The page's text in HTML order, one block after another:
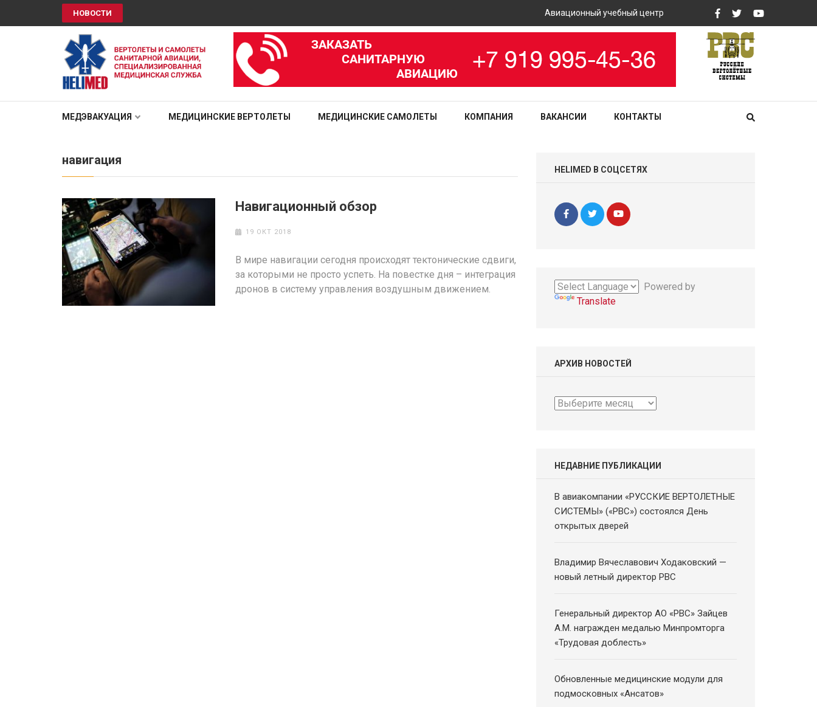
НОВОСТИ Авиационный учебный центр «РВС» закупит вертолетные тренажеры
HELIMED
МЕДЭВАКУАЦИЯ МЕДИЦИНСКИЕ ВЕРТОЛЕТЫ МЕДИЦИНСКИЕ САМОЛЕТЫ КОМПАНИЯ ВАКАНСИИ КОНТАКТЫ
навигация
Навигационный обзор
19 ОКТ 2018
В мире навигации сегодня происходят тектонические сдвиги,
за которыми не просто успеть. На повестке дня – интеграция
дронов в систему управления воздушным движением.
HELIMED В СОЦСЕТЯХ
Powered by
Translate
АРХИВ НОВОСТЕЙ
Архив
НЕДАВНИЕ ПУБЛИКАЦИИ
В авиакомпании «РУССКИЕ ВЕРТОЛЕТНЫЕ
СИСТЕМЫ» («РВС») состоялся День
открытых дверей
Владимир Вячеславович Ходаковский —
новый летный директор РВС
Генеральный директор АО «РВС» Зайцев
А.М. награжден медалью Минпромторга
«Трудовая доблесть»
Обновленные медицинские модули для
подмосковных «Ансатов»